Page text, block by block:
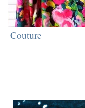
Couture